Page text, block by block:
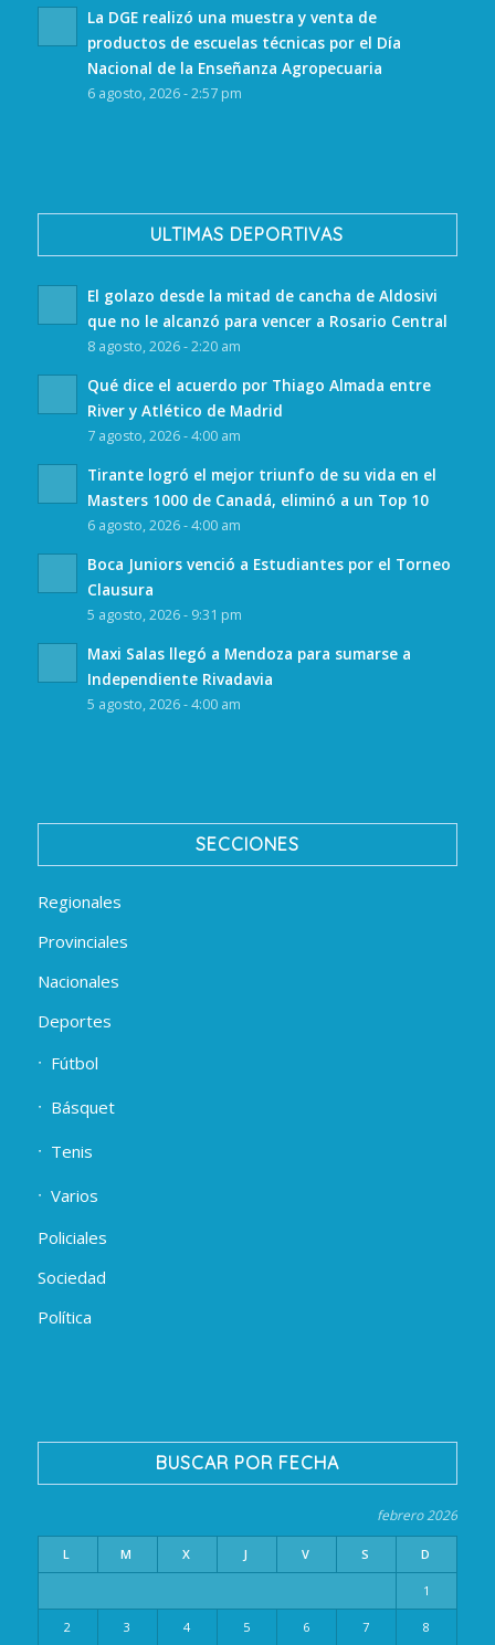
La DGE realizó una muestra y venta de
productos de escuelas técnicas por el Día
Nacional de la Enseñanza Agropecuaria
6 agosto, 2026 - 2:57 pm
ULTIMAS DEPORTIVAS
El golazo desde la mitad de cancha de Aldosivi
que no le alcanzó para vencer a Rosario Central
8 agosto, 2026 - 2:20 am
Qué dice el acuerdo por Thiago Almada entre
River y Atlético de Madrid
7 agosto, 2026 - 4:00 am
Tirante logró el mejor triunfo de su vida en el
Masters 1000 de Canadá, eliminó a un Top 10
6 agosto, 2026 - 4:00 am
Boca Juniors venció a Estudiantes por el Torneo
Clausura
5 agosto, 2026 - 9:31 pm
Maxi Salas llegó a Mendoza para sumarse a
Independiente Rivadavia
5 agosto, 2026 - 4:00 am
SECCIONES
Regionales
Provinciales
Nacionales
Deportes
Fútbol
Básquet
Tenis
Varios
Policiales
Sociedad
Política
BUSCAR POR FECHA
febrero 2026
L M X J V S D
1
2 3 4 5 6 7 8